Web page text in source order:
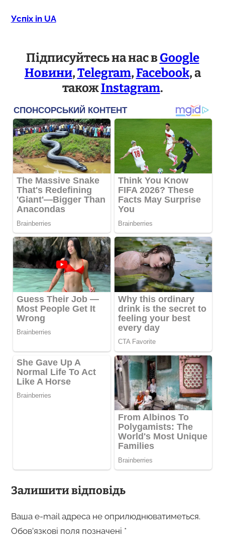
Успіх in UA
Підписуйтесь на нас вGoogle
Новини,Telegram,Facebook, а
такожInstagram.
Залишити відповідь
Ваша e-mail адреса не оприлюднюватиметься.
Обов’язкові поля позначені *